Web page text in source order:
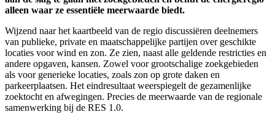
alleen waar ze essentiële meerwaarde biedt.
Wijzend naar het kaartbeeld van de regio discussiëren deelnemers
van publieke, private en maatschappelijke partijen over geschikte
locaties voor wind en zon. Ze zien, naast alle geldende restricties en
andere opgaven, kansen. Zowel voor grootschalige zoekgebieden
als voor generieke locaties, zoals zon op grote daken en
parkeerplaatsen. Het eindresultaat weerspiegelt de gezamenlijke
zoektocht en afwegingen. Precies de meerwaarde van de regionale
samenwerking bij de RES 1.0.